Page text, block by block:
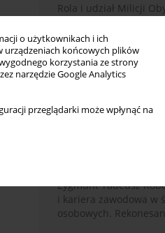
o użytkownikach i ich
urządzeniach końcowych plików
korzystania ze strony
narzędzie Google Analytics
przeglądarki może wpłynąć na
Rola i udział Milicji
kampanii wyborczej i
PRL I kadencji z 26
w świetle wytycznych
Głównej MO oraz
Bezpieczeństwa
przykładzie
Wyszyńskiego
województwa
Granica w badaniach
wykorzystaniu
Zygmunt Tadeusz
i kariera zawodowa w
osobowych.